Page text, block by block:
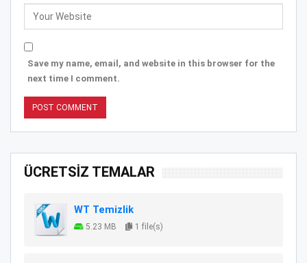
Save my name, email, and website in this browser for the
next time I comment.
ÜCRETSİZ TEMALAR
WT Temizlik
5.23 MB 1 file(s)